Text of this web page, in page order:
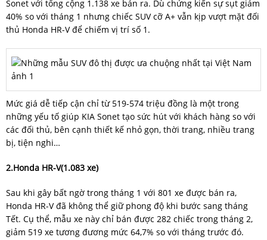
Sonet với tổng cộng 1.138 xe bán ra. Dù chứng kiến sự sụt giảm
40% so với tháng 1 nhưng chiếc SUV cỡ A+ vẫn kịp vượt mặt đối
thủ Honda HR-V để chiếm vị trí số 1.
Mức giá dễ tiếp cận chỉ từ 519-574 triệu đồng là một trong
những yếu tố giúp KIA Sonet tạo sức hút với khách hàng so với
các đối thủ, bên cạnh thiết kế nhỏ gọn, thời trang, nhiều trang
bị, tiện nghi…
2.Honda HR-V(1.083 xe)
Sau khi gây bất ngờ trong tháng 1 với 801 xe được bán ra,
Honda HR-V đã không thể giữ phong độ khi bước sang tháng
Tết. Cụ thể, mẫu xe này chỉ bán được 282 chiếc trong tháng 2,
giảm 519 xe tương đương mức 64,7% so với tháng trước đó.